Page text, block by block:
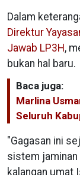
Dalam
Direktur
Jawab LP3H ,
bukan hal baru.
Baca juga:
Marlina
Seluruh
"Gagasan ini
sistem jaminan
kalangan umat